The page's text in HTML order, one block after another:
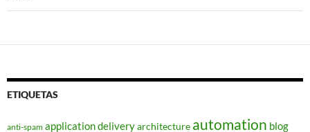
ETIQUETAS
anti-spam application deliveryarchitecture automation blog